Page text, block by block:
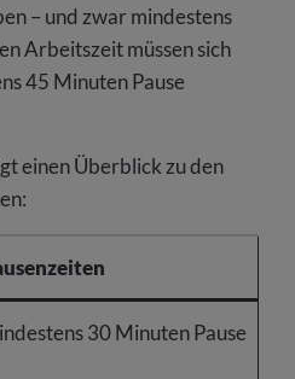
– und zwar mindestens
Arbeitszeit müssen sich
45 Minuten Pause
einen Überblick zu den
30 Minuten Pause